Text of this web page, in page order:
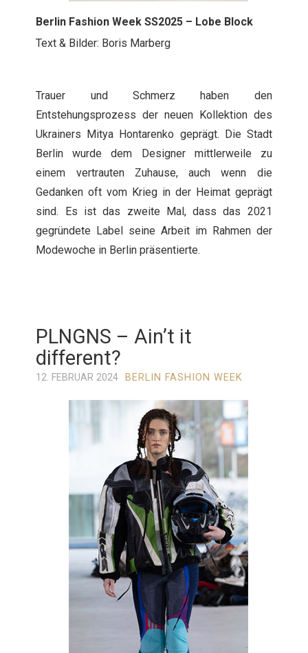
Berlin Fashion Week SS2025 – Lobe Block
Text & Bilder: Boris Marberg
Trauer und Schmerz haben den
Entstehungsprozess der neuen Kollektion des
Ukrainers Mitya Hontarenko geprägt. Die Stadt
Berlin wurde dem Designer mittlerweile zu
einem vertrauten Zuhause, auch wenn die
Gedanken oft vom Krieg in der Heimat geprägt
sind. Es ist das zweite Mal, dass das 2021
gegründete Label seine Arbeit im Rahmen der
Modewoche in Berlin präsentierte.
PLNGNS – Ain’t it
different?
12. FEBRUAR 2024 BERLIN FASHION WEEK